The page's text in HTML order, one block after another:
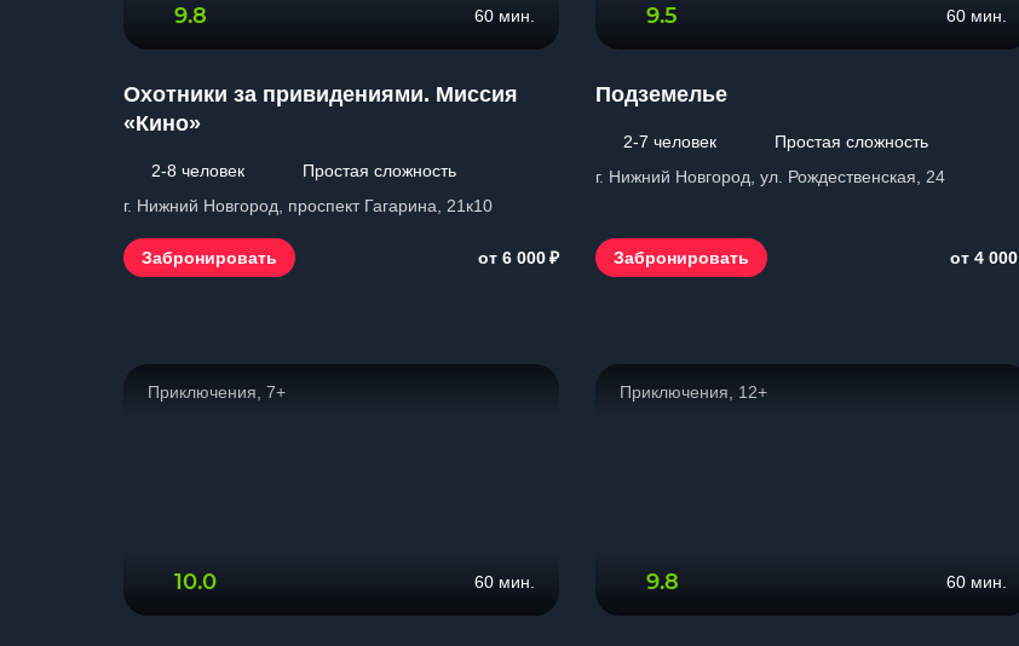
9.8 60 мин.
Охотники за привидениями. Миссия
«Кино»
2-8 человек
Простая сложность
г. Нижний Новгород, проспект Гагарина, 21к10
Забронировать от 6 000₽
9.5 60 мин.
Подземелье
2-7 человек
Простая сложность
г. Нижний Новгород, ул. Рождественская, 24
Забронировать от 4 000
Приключения, 7+
10.0 60 мин.
Приключения, 12+
9.8 60 мин.